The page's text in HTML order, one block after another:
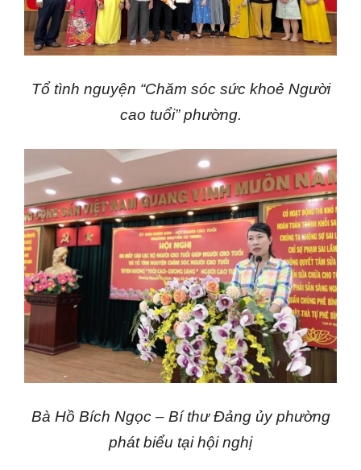
Tổ tình nguyện “Chăm sóc sức khoẻ Người
cao tuổi” phường.
Bà Hồ Bích Ngọc – Bí thư Đảng ủy phường
phát biểu tại hội nghị